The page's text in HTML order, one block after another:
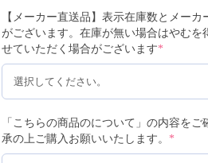
【メーカー直送品】表示在庫数とメーカ
がございます。在庫が無い場合はやむを
せていただく場合がございます*
「こちらの商品のについて」の内容をご
承の上ご購入お願いいたします。 *